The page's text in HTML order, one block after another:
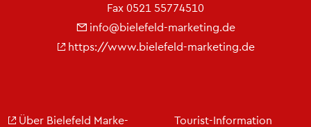
Fax 0521 55774510
info@​bielefeld-​marketing.​de
https://​www.​bielefeld-​marketing.​de
Über Bie­le­feld Mar­ke­ Tou­rist-In­for­ma­ti­on